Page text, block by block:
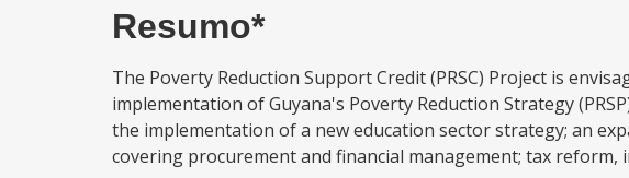
Resumo*
The Poverty Reduction Support Credit (PRSC) Project is
implementation of Guyana's Poverty Reduction Strategy
the implementation of a new education sector strategy; an
covering procurement and financial management; tax reform,